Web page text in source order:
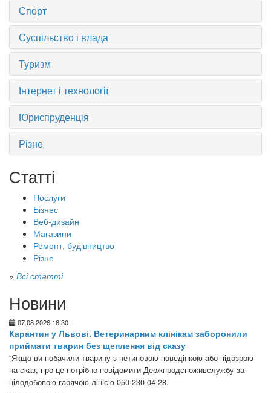
Спорт
Суспільство і влада
Туризм
Інтернет і технології
Юриспруденція
Різне
Статті
Послуги
Бізнес
Веб-дизайн
Магазини
Ремонт, будівництво
Різне
» Всі статті
Новини
07.08.2026 18:30
Карантин у Львові. Ветеринарним клінікам заборонили
приймати тварин без щеплення від сказу
"Якщо ви побачили тварину з нетиповою поведінкою або підозрою
на сказ, про це потрібно повідомити Держпродспоживслужбу за
цілодобовою гарячою лінією 050 230 04 28.